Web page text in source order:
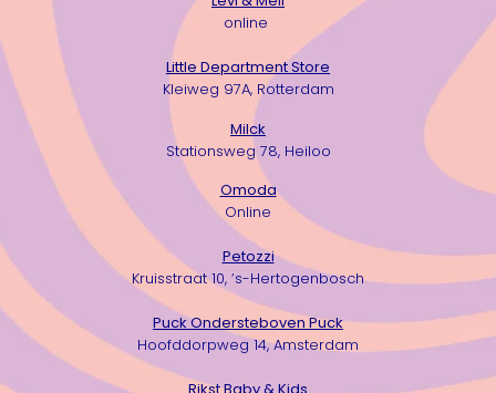
online
Little Department Store
Kleiweg 97A, Rotterdam
Milck
Stationsweg 78, Heiloo
Omoda
Online
Petozzi
Kruisstraat 10, ‘s-Hertogenbosch
Puck Ondersteboven Puck
Hoofddorpweg 14, Amsterdam